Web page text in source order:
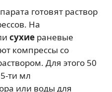
готовят раствор
На
сухие раневые
компрессы со
Для этого 50
ти мл
или воды для